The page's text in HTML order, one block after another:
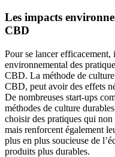
Les impacts
CBD
Pour se lancer efficacement,
environnemental des
CBD. La méthode de
CBD, peut avoir des effets
De nombreuses start-ups
méthodes de culture
choisir des pratiques qui
mais renforcent également
plus en plus soucieuse de
produits plus durables.